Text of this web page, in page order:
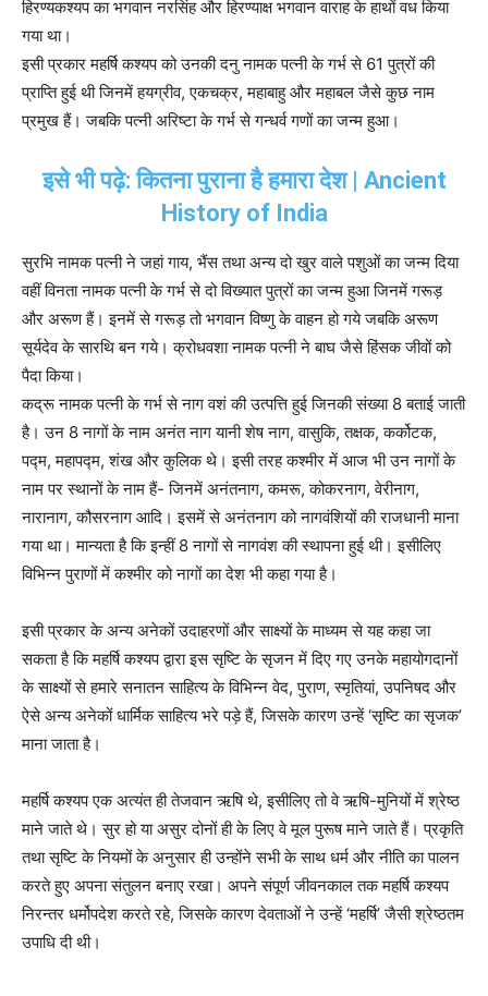
हिरण्यकश्यप का भगवान नरसिंह और हिरण्याक्ष भगवान वाराह के हाथों वध किया
गया था।
इसी प्रकार महर्षि कश्यप को उनकी दनु नामक पत्नी के गर्भ से 61 पुत्रों की
प्राप्ति हुई थी जिनमें हयग्रीव, एकचक्र, महाबाहु और महाबल जैसे कुछ नाम
प्रमुख हैं। जबकि पत्नी अरिष्टा के गर्भ से गन्धर्व गणों का जन्म हुआ।
इसे भी पढ़े: कितना पुराना है हमारा देश | Ancient
History of India
सुरभि नामक पत्नी ने जहां गाय, भैंस तथा अन्य दो खुर वाले पशुओं का जन्म दिया
वहीं विनता नामक पत्नी के गर्भ से दो विख्यात पुत्रों का जन्म हुआ जिनमें गरूड़
और अरूण हैं। इनमें से गरूड़ तो भगवान विष्णु के वाहन हो गये जबकि अरूण
सूर्यदेव के सारथि बन गये। क्रोधवशा नामक पत्नी ने बाघ जैसे हिंसक जीवों को
पैदा किया।
कद्रू नामक पत्नी के गर्भ से नाग वशं की उत्पत्ति हुई जिनकी संख्या 8 बताई जाती
है। उन 8 नागों के नाम अनंत नाग यानी शेष नाग, वासुकि, तक्षक, कर्कोटक,
पद्म, महापद्म, शंख और कुलिक थे। इसी तरह कश्मीर में आज भी उन नागों के
नाम पर स्थानों के नाम हैं- जिनमें अनंतनाग, कमरू, कोकरनाग, वेरीनाग,
नारानाग, कौसरनाग आदि। इसमें से अनंतनाग को नागवंशियों की राजधानी माना
गया था। मान्यता है कि इन्हीं 8 नागों से नागवंश की स्थापना हुई थी। इसीलिए
विभिन्न पुराणों में कश्मीर को नागों का देश भी कहा गया है।
इसी प्रकार के अन्य अनेकों उदाहरणों और साक्ष्यों के माध्यम से यह कहा जा
सकता है कि महर्षि कश्यप द्वारा इस सृष्टि के सृजन में दिए गए उनके महायोगदानों
के साक्ष्यों से हमारे सनातन साहित्य के विभिन्न वेद, पुराण, स्मृतियां, उपनिषद और
ऐसे अन्य अनेकों धार्मिक साहित्य भरे पड़े हैं, जिसके कारण उन्हें ‘सृष्टि का सृजक’
माना जाता है।
महर्षि कश्यप एक अत्यंत ही तेजवान ऋषि थे, इसीलिए तो वे ऋषि-मुनियों में श्रेष्ठ
माने जाते थे। सुर हो या असुर दोनों ही के लिए वे मूल पुरूष माने जाते हैं। प्रकृति
तथा सृष्टि के नियमों के अनुसार ही उन्होंने सभी के साथ धर्म और नीति का पालन
करते हुए अपना संतुलन बनाए रखा। अपने संपूर्ण जीवनकाल तक महर्षि कश्यप
निरन्तर धर्मोपदेश करते रहे, जिसके कारण देवताओं ने उन्हें ‘महर्षि’ जैसी श्रेष्ठतम
उपाधि दी थी।